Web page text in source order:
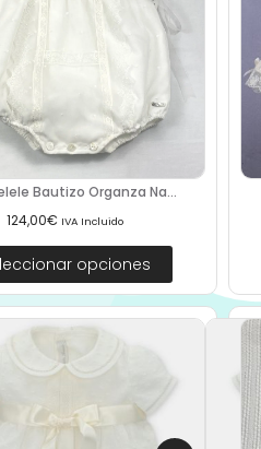
Bautizo Organza Na...
124,00€ IVA Incluido
opciones